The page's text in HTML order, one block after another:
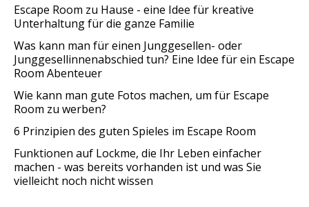
Escape Room zu Hause - eine Idee für kreative
Unterhaltung für die ganze Familie
Was kann man für einen Junggesellen- oder
Junggesellinnenabschied tun? Eine Idee für ein Escape
Room Abenteuer
Wie kann man gute Fotos machen, um für Escape
Room zu werben?
6 Prinzipien des guten Spieles im Escape Room
Funktionen auf Lockme, die Ihr Leben einfacher
machen - was bereits vorhanden ist und was Sie
vielleicht noch nicht wissen